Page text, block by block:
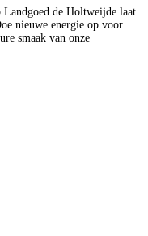
de Holtweijde laat
nieuwe energie op voor
smaak van onze